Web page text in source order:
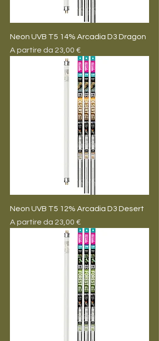
Neon UVB T5 14% Arcadia D3 Dragon
A partire da 23,00 €
Prezzo scontato
Neon UVB T5 12% Arcadia D3 Desert
A partire da 23,00 €
Prezzo scontato